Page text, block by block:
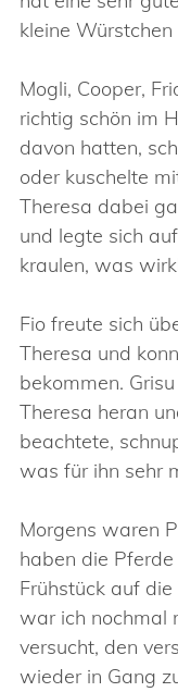
kleine
Mogli, Cooper,
richtig schön im
davon hatten,
oder kuschelte
Theresa dabei
und legte sich
kraulen, was
Fio freute sich
Theresa und
bekommen.
Theresa heran
beachtete,
was für ihn sehr
Morgens waren
haben die
Frühstück auf
war ich nochmal
versucht, den
wieder in Gang